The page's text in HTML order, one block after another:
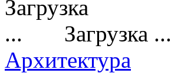
Загрузка ...
Архитектура